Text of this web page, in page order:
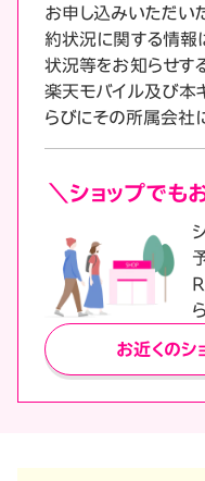
お申し込みいただい
約状況に関する情報
状況等をお知らせす
楽天モバイル及び本
らびにその所属会社
＼ ショップでも
お近くのシ